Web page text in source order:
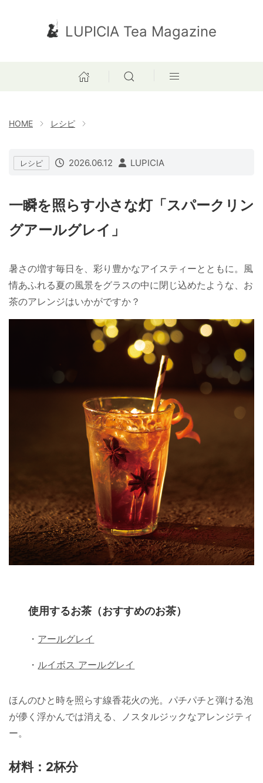
LUPICIA Tea Magazine
HOME レシピ
レシピ 2026.06.12 LUPICIA
一瞬を照らす小さな灯「スパークリン
グアールグレイ」
暑さの増す毎日を、彩り豊かなアイスティーとともに。風
情あふれる夏の風景をグラスの中に閉じ込めたような、お
茶のアレンジはいかがですか？
使用するお茶（おすすめのお茶）
・ アールグレイ
・ ルイボス アールグレイ
ほんのひと時を照らす線香花火の光。パチパチと弾ける泡
が儚く浮かんでは消える、ノスタルジックなアレンジティ
ー。
材料：2杯分